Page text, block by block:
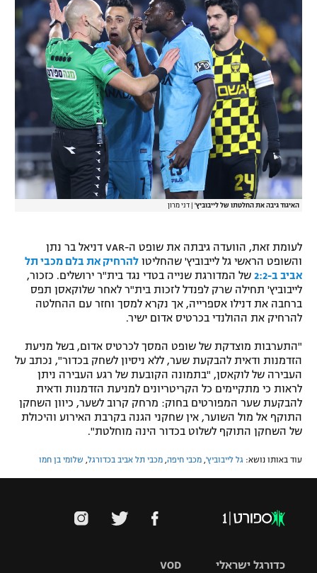
האיגוד גיבה את החלטתו של לייבוביץ' דני מרון
לעומת זאת, הוועדה גיבתה את שופט ה-VAR דניאל בר נתן
והשופט הראשי גל לייבוביץ' שהחליטו להרחיק את בלם מכבי תל
אביב ב-2:2
של המדורגת שנייה בטדי נגד בית"ר ירושלים. כזכור,
לייבוביץ' תחילה שרק לפנדל לזכות בית"ר לאחר שלוקאסן תפס
ברחבה את דנילו אספרייה, אך נקרא למסך וחזר עם ההחלטה
להרחיק את ההולנדי בכרטיס אדום ישיר.
"התערבות מוצדקת של שופט המסך לכרטיס אדום, בשל מניעת
הזדמנות ודאית להבקעת שער, ללא ניסיון לשחק בכדור", נכתב על
העבירה של לוקאסן, "בתמונה הקובעת של רגע העבירה ניתן
לראות כי מתקיימים כל הקריטריונים למניעת הזדמנות ודאית
להבקעת שער המפורטים בחוק: מרחק קרוב לשער, כיוון השחקן
התוקף אל מול השוער, אין שחקני הגנה בקרבת האירוע והיכולת
של השחקן התוקף לשלוט בכדור הינה מוחלטת".
עוד באותו נושא: גל לייבוביץ' מכבי חיפה מכבי תל אביב בכדורגל שלומי בן חמו
VOD כדורגל ישראלי